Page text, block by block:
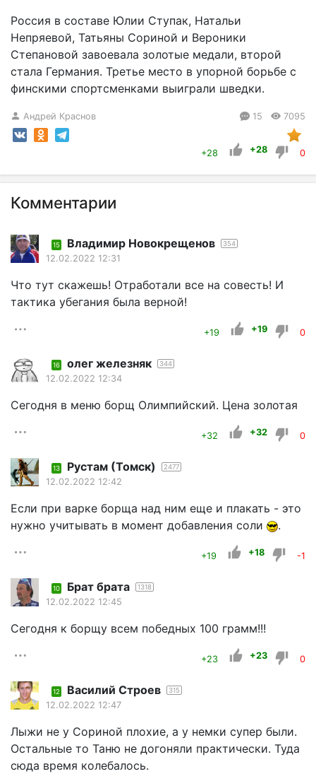
Россия в составе Юлии Ступак, Натальи
Непряевой, Татьяны Сориной и Вероники
Степановой завоевала золотые медали, второй
стала Германия. Третье место в упорной борьбе с
финскими спортсменками выиграли шведки.
Андрей Краснов 15 7095
+28 +28 0
Комментарии
15 Владимир Новокрещенов 354
12.02.2022 12:31
Что тут скажешь! Отработали все на совесть! И
тактика убегания была верной!
+19 +19 0
16 олег железняк 344
12.02.2022 12:34
Сегодня в меню борщ Олимпийский. Цена золотая
+32 +32 0
13 Рустам (Томск) 2477
12.02.2022 12:42
Если при варке борща над ним еще и плакать - это
нужно учитывать в момент добавления соли
.
+19 +18 -1
10 Брат брата 1318
12.02.2022 12:45
Cегодня к борщу всем победных 100 грамм!!!
+23 +23 0
12 Василий Строев 315
12.02.2022 12:47
Лыжи не у Сориной плохие, а у немки супер были.
Остальные то Таню не догоняли практически. Туда
сюда время колебалось.